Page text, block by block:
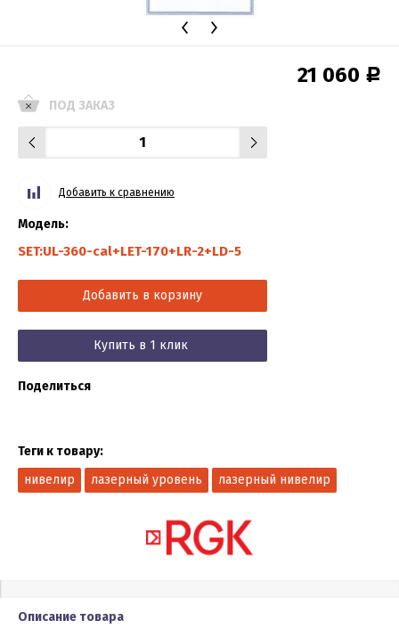
21 060 Р
ПОД ЗАКАЗ
Добавить к сравнению
Модель:
SET:UL-360-cal+LET-170+LR-2+LD-5
Добавить в корзину
Купить в 1 клик
Поделиться
Теги к товару:
нивелир
лазерный уровень лазерный нивелир
Описание товара